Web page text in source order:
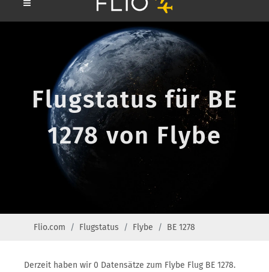
Flugstatus für BE
1278 von Flybe
Flio.com Flugstatus Flybe BE 1278
Derzeit haben wir 0 Datensätze zum Flybe Flug BE 1278.